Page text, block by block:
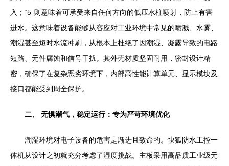
入；“5”则意味着可承受来自任何方向的低压水柱喷射，防止有害
进水。这意味着设备能够从容应对工业环境中常见的喷溅、水雾、
潮湿甚至短时水流冲刷，从根本上杜绝了因潮湿、凝露导致的电路
短路、元件腐蚀和信号干扰。其外壳材质坚固耐用，密封设计精
密，确保了在复杂恶劣环境下，内部高性能计算单元、显示模块及
接口都能受到周全保护。
二、 无惧潮气，稳定运行：专为严苛环境优化
潮湿环境对电子设备的危害是渐进且致命的。快狐防水工控一
体机从设计之初就充分考虑了湿度挑战。主板采用高品质工业级元